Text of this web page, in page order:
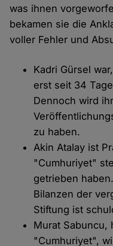
was ihnen
bekamen sie die
voller Fehler und
Kadri Gürsel
erst seit 34
Dennoch wird
zu haben.
Akin Atalay ist
"Cumhuriyet"
getrieben
Bilanzen der
Stiftung ist
Murat Sabuncu,
"Cumhuriyet",